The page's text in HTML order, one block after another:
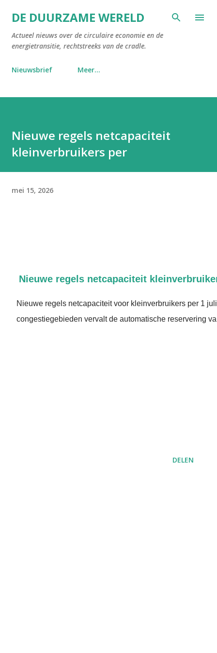
Doorgaan naar hoofdcontent
DE DUURZAME WERELD
Actueel nieuws over de circulaire economie en de
energietransitie, rechtstreeks van de cradle.
Nieuwsbrief Meer…
Nieuwe regels netcapaciteit
kleinverbruikers per
mei 15, 2026
Nieuwe regels netcapaciteit
Nieuwe regels netcapaciteit voor kleinverbruikers per 1
congestiegebieden vervalt de automatische reservering
DELEN